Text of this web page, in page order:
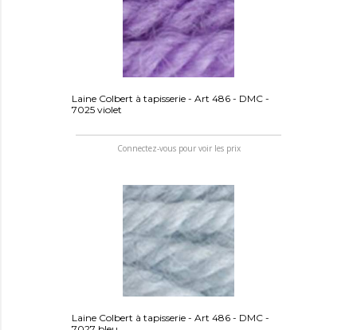
Laine Colbert à tapisserie - Art 486 - DMC -
7025 violet
Connectez-vous pour voir les prix
Laine Colbert à tapisserie - Art 486 - DMC -